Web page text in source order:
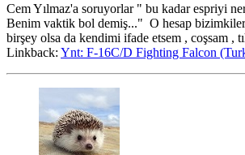
Cem Yılmaz'a soruyorlar " bu kadar espriyi
Benim vaktik bol demiş..." O hesap
birşey olsa da kendimi ifade etsem , coşsam ,
Linkback: Ynt: F-16C/D Fighting Falcon